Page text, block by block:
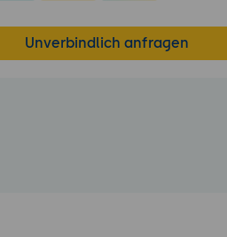
Unverbindlich anfragen